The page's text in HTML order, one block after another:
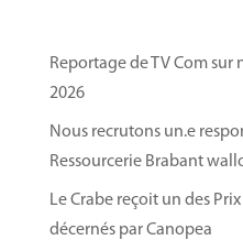
Reportage de TV Com sur
2026
Nous recrutons un.e
Ressourcerie Brabant
Le Crabe reçoit un des
décernés par Canopea